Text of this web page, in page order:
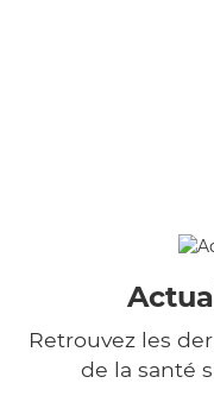
Retrouvez les
de la santé